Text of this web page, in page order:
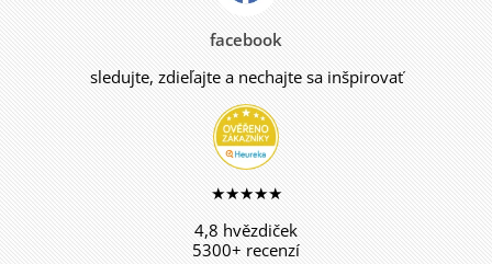
facebook
sledujte, zdieľajte a nechajte sa inšpirovať
★★★★★
4,8 hvězdiček
5300+ recenzí